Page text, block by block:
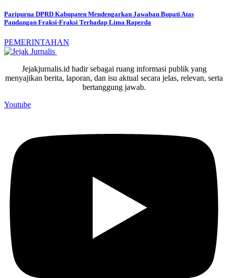
Paripurna DPRD Kabupaten Mendengarkan Jawaban Bupati Atas
Pandangan Fraksi-Fraksi Terhadap Lima Raperda
PEMERINTAHAN
Jejakjurnalis.id hadir sebagai ruang informasi publik yang
menyajikan berita, laporan, dan isu aktual secara jelas, relevan, serta
bertanggung jawab.
Youtube